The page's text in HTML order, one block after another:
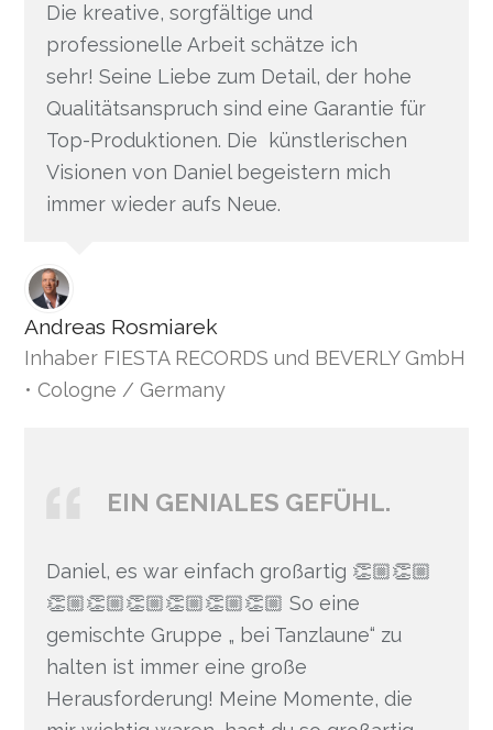
Die kreative, sorgfältige und
professionelle Arbeit schätze ich
sehr! Seine Liebe zum Detail, der hohe
Qualitätsanspruch sind eine Garantie für
Top-Produktionen. Die künstlerischen
Visionen von Daniel begeistern mich
immer wieder aufs Neue.
Andreas Rosmiarek
Inhaber FIESTA RECORDS und BEVERLY GmbH
• Cologne / Germany
EIN GENIALES GEFÜHL.
Daniel, es war einfach großartig 👏🏼👏🏼
👏🏼👏🏼👏🏼👏🏼👏🏼👏🏼 So eine
gemischte Gruppe „ bei Tanzlaune“ zu
halten ist immer eine große
Herausforderung! Meine Momente, die